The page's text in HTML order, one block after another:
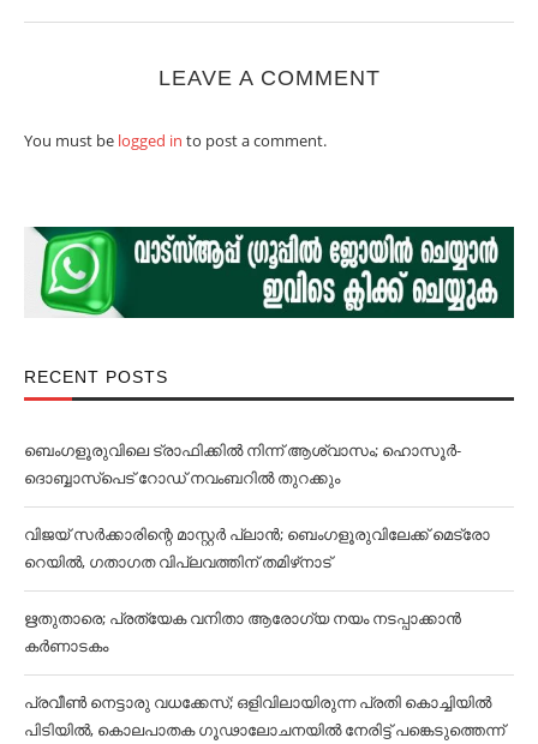
LEAVE A COMMENT
You must be logged in to post a comment.
RECENT POSTS
ബെംഗളൂരുവിലെ ട്രാഫിക്കില്‍ നിന്ന് ആശ്വാസം; ഹൊസൂര്‍-
ദൊബ്ബാസ്പെട് റോഡ് നവംബറില്‍ തുറക്കും
വിജയ് സര്‍ക്കാരിന്റെ മാസ്റ്റര്‍ പ്ലാന്‍; ബെംഗളൂരുവിലേക്ക് മെട്രോ
റെയില്‍, ഗതാഗത വിപ്ലവത്തിന് തമിഴ്‌നാട്
ഋതുതാരെ; പ്രത്യേക വനിതാ ആരോഗ്യ നയം നടപ്പാക്കാൻ
കര്‍ണാടകം
പ്രവീൺ നെട്ടാരു വധക്കേസ്; ഒളിവിലായിരുന്ന പ്രതി കൊച്ചിയിൽ
പിടിയിൽ, കൊലപാതക ഗൂഢാലോചനയിൽ നേരിട്ട് പങ്കെടുത്തെന്ന്